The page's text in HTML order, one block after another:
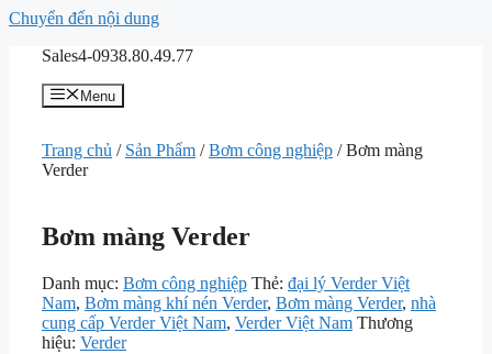
Chuyển đến nội dung
Sales4-0938.80.49.77
Menu
Trang chủ / Sản Phẩm /Bơm công nghiệp / Bơm màng
Verder
Bơm màng Verder
Danh mục: Bơm công nghiệp Thẻ: đại lý Verder Việt
Nam, Bơm màng khí nén Verder, Bơm màng Verder, nhà
cung cấp Verder Việt Nam, Verder Việt Nam Thương
hiệu: Verder